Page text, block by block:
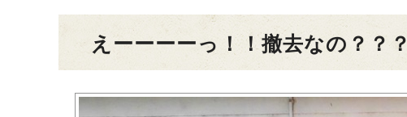
えーーーーっ！！撤去なの？？？